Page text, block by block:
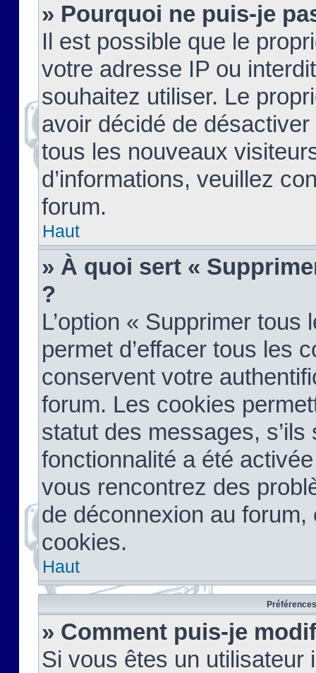
» Pourquoi ne puis-je
Il est possible que le
votre adresse IP ou
souhaitez utiliser. Le
avoir décidé de
tous les nouveaux
d’informations, veuillez
forum.
Haut
» À quoi sert «
?
L’option « Supprimer
permet d’effacer tous les
conservent votre
forum. Les cookies
statut des messages,
fonctionnalité a été
vous rencontrez des
de déconnexion au
cookies.
Haut
» Comment puis-je
Si vous êtes un